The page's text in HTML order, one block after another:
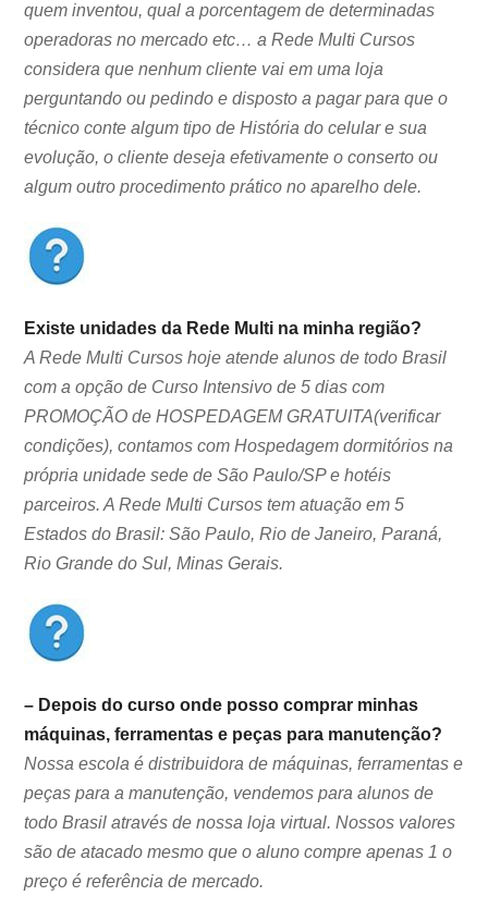
quem inventou, qual a porcentagem de determinadas
operadoras no mercado etc… a Rede Multi Cursos
considera que nenhum cliente vai em uma loja
perguntando ou pedindo e disposto a pagar para que o
técnico conte algum tipo de História do celular e sua
evolução, o cliente deseja efetivamente o conserto ou
algum outro procedimento prático no aparelho dele.
Existe unidades da Rede Multi na minha região?
A Rede Multi Cursos hoje atende alunos de todo Brasil
com a opção de Curso Intensivo de 5 dias com
PROMOÇÃO de HOSPEDAGEM GRATUITA(verificar
condições), contamos com Hospedagem dormitórios na
própria unidade sede de São Paulo/SP e hotéis
parceiros. A Rede Multi Cursos tem atuação em 5
Estados do Brasil: São Paulo, Rio de Janeiro, Paraná,
Rio Grande do Sul, Minas Gerais.
– Depois do curso onde posso comprar minhas
máquinas, ferramentas e peças para manutenção?
Nossa escola é distribuidora de máquinas, ferramentas e
peças para a manutenção, vendemos para alunos de
todo Brasil através de nossa loja virtual. Nossos valores
são de atacado mesmo que o aluno compre apenas 1 o
preço é referência de mercado.